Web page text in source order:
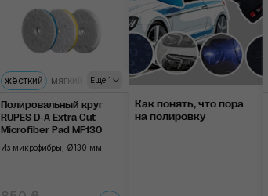
Еще 1
жёсткий мягкий ультрамягкий
Полировальный круг
RUPES D-A Extra Cut
Microfiber Pad MF130
Из микрофибры, Ø130 мм
Как понять, что пора
на полировку